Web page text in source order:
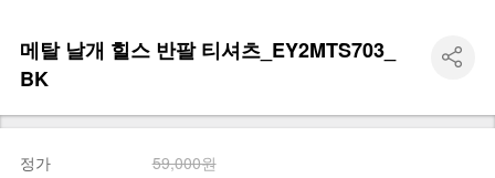
메탈 날개 힐스 반팔 티셔츠_EY2MTS703_
BK
정가
59,000원